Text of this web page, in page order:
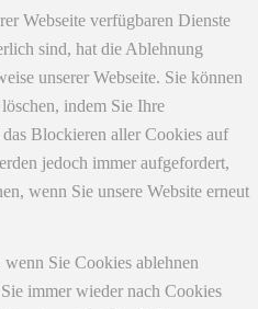
Webseite verfügbaren Dienste
sind, hat die Ablehnung
unserer Webseite. Sie können
indem Sie Ihre
Blockieren aller Cookies auf
jedoch immer aufgefordert,
wenn Sie unsere Website erneut
Sie Cookies ablehnen
immer wieder nach Cookies